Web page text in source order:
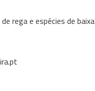
rega e espécies de baixa